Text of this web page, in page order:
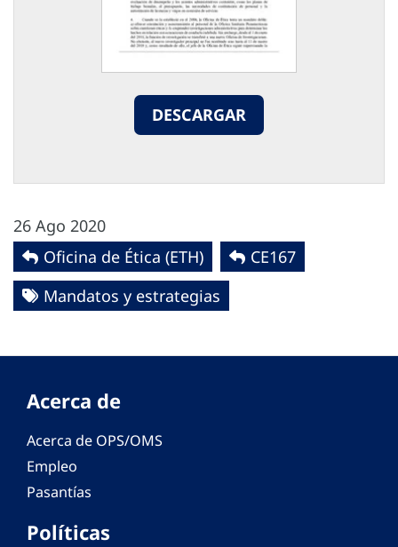
DESCARGAR
26 Ago 2020
Oficina de Ética (ETH)
CE167
Mandatos y estrategias
Acerca de
Acerca de OPS/OMS
Empleo
Pasantías
Políticas